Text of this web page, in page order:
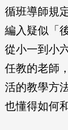
循班導師規
編入疑似「
從小一到小
任教的老師
活的教學方
也懂得如何